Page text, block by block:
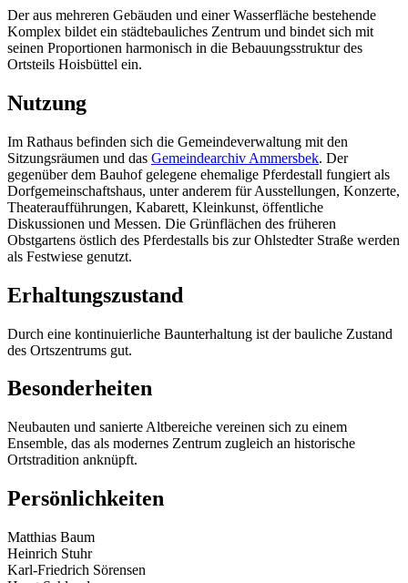
Der aus mehreren Gebäuden und einer Wasserfläche bestehende
Komplex bildet ein städtebauliches Zentrum und bindet sich mit
seinen Proportionen harmonisch in die Bebauungsstruktur des
Ortsteils Hoisbüttel ein.
Nutzung
Im Rathaus befinden sich die Gemeindeverwaltung mit den
Sitzungsräumen und das Gemeindearchiv Ammersbek. Der
gegenüber dem Bauhof gelegene ehemalige Pferdestall fungiert als
Dorfgemeinschaftshaus, unter anderem für Ausstellungen, Konzerte,
Theateraufführungen, Kabarett, Kleinkunst, öffentliche
Diskussionen und Messen. Die Grünflächen des früheren
Obstgartens östlich des Pferdestalls bis zur Ohlstedter Straße werden
als Festwiese genutzt.
Erhaltungszustand
Durch eine kontinuierliche Baunterhaltung ist der bauliche Zustand
des Ortszentrums gut.
Besonderheiten
Neubauten und sanierte Altbereiche vereinen sich zu einem
Ensemble, das als modernes Zentrum zugleich an historische
Ortstradition anknüpft.
Persönlichkeiten
Matthias Baum
Heinrich Stuhr
Karl-Friedrich Sörensen